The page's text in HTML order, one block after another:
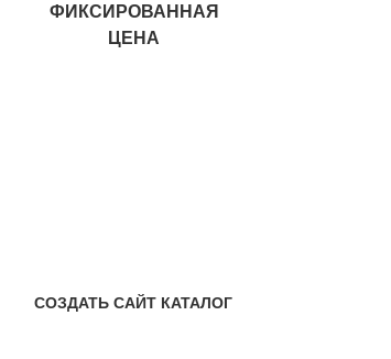
ФИКСИРОВАННАЯ
ЦЕНА
СОЗДАТЬ САЙТ КАТАЛОГ